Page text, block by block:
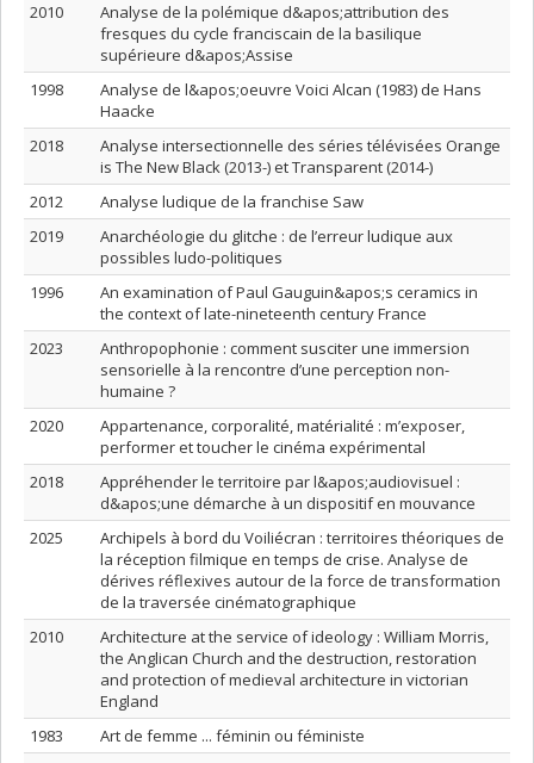
2010
Analyse de la polémique d&apos;attribution des
fresques du cycle franciscain de la basilique
supérieure d&apos;Assise
1998
Analyse de l&apos;oeuvre Voici Alcan (1983) de Hans
Haacke
2018
Analyse intersectionnelle des séries télévisées Orange
is The New Black (2013-) et Transparent (2014-)
2012
Analyse ludique de la franchise Saw
2019
Anarchéologie du glitche : de l’erreur ludique aux
possibles ludo-politiques
1996
An examination of Paul Gauguin&apos;s ceramics in
the context of late-nineteenth century France
2023
Anthropophonie : comment susciter une immersion
sensorielle à la rencontre d’une perception non-
humaine ?
2020
Appartenance, corporalité, matérialité : m’exposer,
performer et toucher le cinéma expérimental
2018
Appréhender le territoire par l&apos;audiovisuel :
d&apos;une démarche à un dispositif en mouvance
2025
Archipels à bord du Voiliécran : territoires théoriques de
la réception filmique en temps de crise. Analyse de
dérives réflexives autour de la force de transformation
de la traversée cinématographique
2010
Architecture at the service of ideology : William Morris,
the Anglican Church and the destruction, restoration
and protection of medieval architecture in victorian
England
1983
Art de femme ... féminin ou féministe